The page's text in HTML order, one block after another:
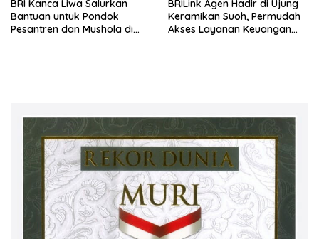
BRI Kanca Liwa Salurkan
Bantuan untuk Pondok
Pesantren dan Mushola di
BRILink Agen Hadir di Ujung
Keramikan Suoh, Permudah
Akses Layanan Keuangan